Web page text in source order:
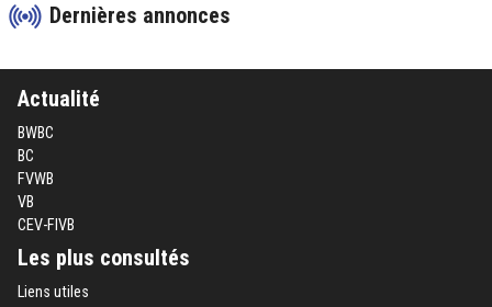
Dernières annonces
Actualité
BWBC
BC
FVWB
VB
CEV-FIVB
Les plus consultés
Liens utiles